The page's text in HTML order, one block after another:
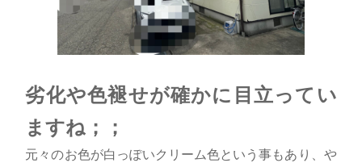
劣化や色褪せが確かに目立ってい
ますね；；
元々のお色が白っぽいクリーム色という事もあり、や